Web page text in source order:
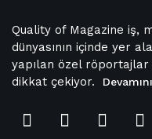
Quality of Magazine iş,
dünyasının içinde yer
yapılan özel
dikkat çekiyor.